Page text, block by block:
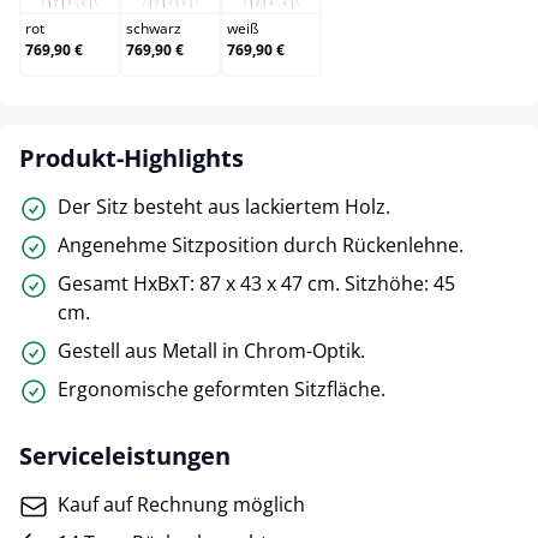
rot
769,90 €
schwarz
769,90 €
weiß
769,90 €
Produkt-Highlights
Der Sitz besteht aus lackiertem Holz.
Angenehme Sitzposition durch Rückenlehne.
Gesamt HxBxT: 87 x 43 x 47 cm. Sitzhöhe: 45
cm.
Gestell aus Metall in Chrom-Optik.
Ergonomische geformten Sitzfläche.
Serviceleistungen
Kauf auf Rechnung möglich